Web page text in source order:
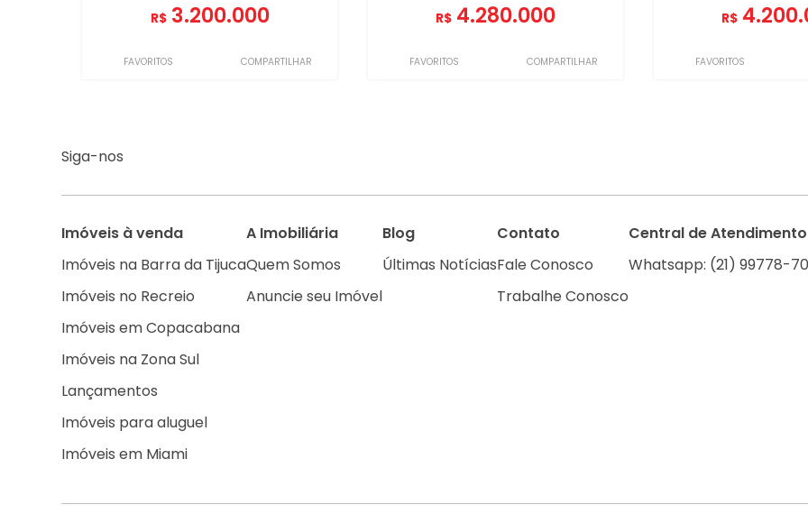
R$ 3.200.000
FAVORITOS COMPARTILHAR
R$ 4.280.000
FAVORITOS COMPARTILHAR
R$
FAVORITOS
Siga-nos
Imóveis à venda
Imóveis na Barra da Tijuca
Imóveis no Recreio
Imóveis em Copacabana
Imóveis na Zona Sul
Lançamentos
Imóveis para aluguel
Imóveis em Miami
A Imobiliária
Quem Somos
Anuncie seu Imóvel
Blog
Últimas Notícias
Contato
Fale Conosco
Trabalhe Conosco
Central de Atendimento
Whatsapp: (21) 99778-